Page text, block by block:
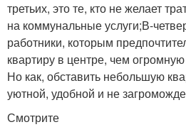
третьих, это те, кто не желает
на коммунальные услуги;В-
работники, которым
квартиру в центре, чем
Но как, обставить небольшую
уютной, удобной и не
Смотрите